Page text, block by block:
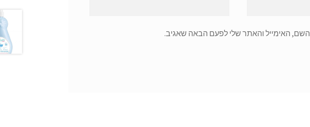
האימייל והאתר שלי לפעם הבאה שאגיב.